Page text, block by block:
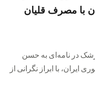
با مصرف قلیان
در نامه‌ای به حسن
ایران، با ابراز ‏نگرانی از